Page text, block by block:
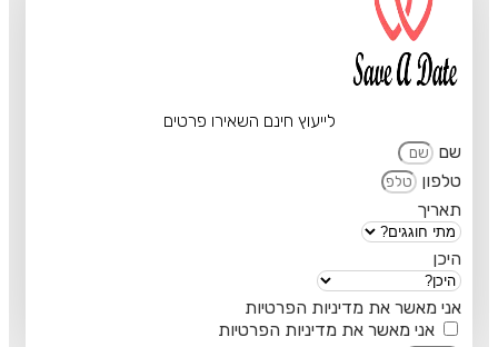
לייעוץ חינם השאירו פרטים
שם
טלפון
תאריך
היכן
אני מאשר את מדיניות הפרטיות
אני מאשר את מדיניות הפרטיות